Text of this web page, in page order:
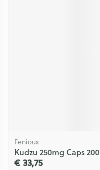
Fenioux
Kudzu 250mg Caps 200
€ 33,75